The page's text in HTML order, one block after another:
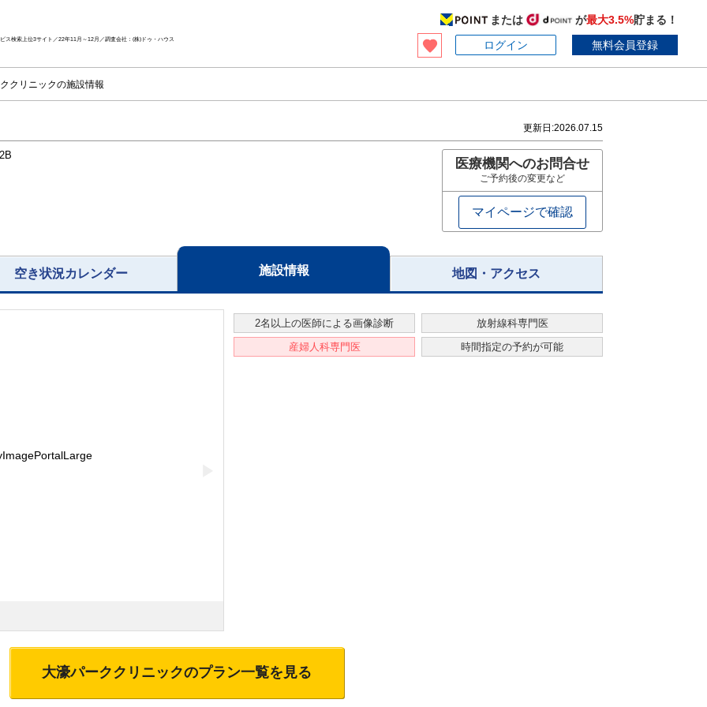
検索上位3サイト／22年11月～12月／調査会社：(株)ドゥ・ハウス
または が最大3.5%貯まる！
ログイン
無料会員登録
クリニックの施設情報
更新日:2026.07.15
医療機関へのお問合せ
ご予約後の変更など
マイページで確認
空き状況カレンダー 施設情報 地図・アクセス
2名以上の医師による画像診断
放射線科専門医
産婦人科専門医
時間指定の予約が可能
大濠パーククリニックのプラン一覧を見る